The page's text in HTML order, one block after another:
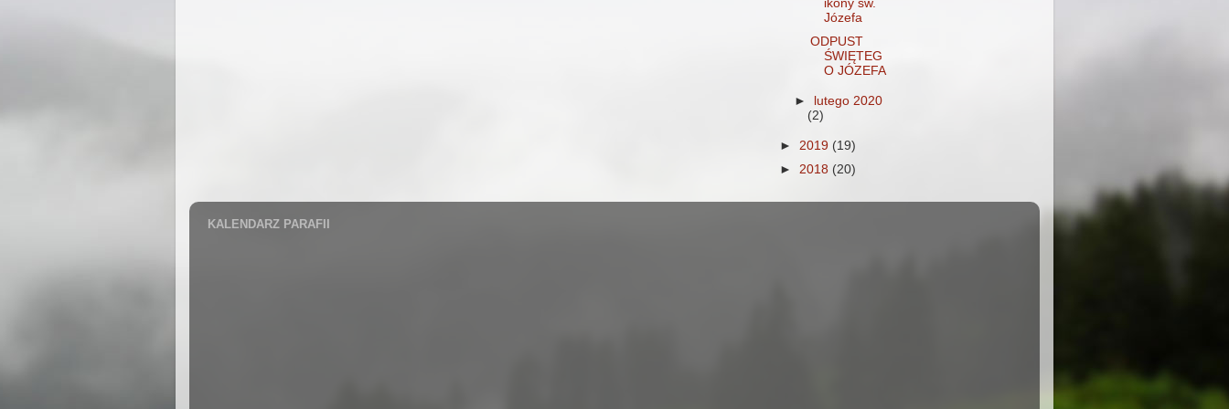
ikony św.
Józefa
ODPUST
ŚWIĘTEG
O JÓZEFA
►
lutego 2020
(2)
► 2019 (19)
► 2018 (20)
KALENDARZ PARAFII